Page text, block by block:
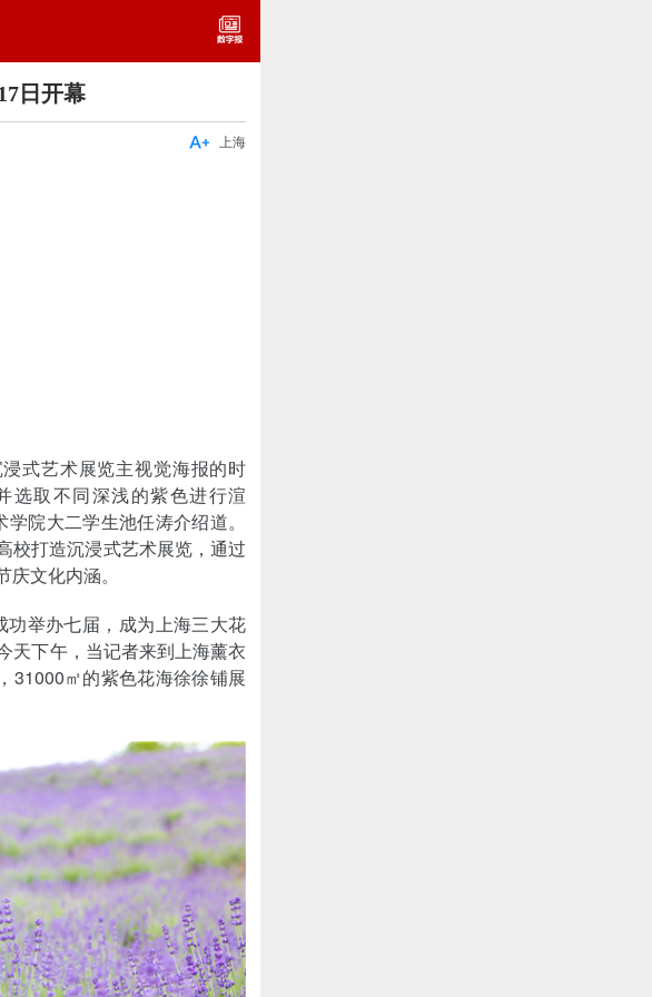
日开幕
上海

式艺术展览主视觉海报的时
选取不同深浅的紫色进行渲
院大二学生池任涛介绍道。
校‌打造沉浸式艺术展览，通过
文化内涵。
举办七届，成为上海三大花
天下午，当记者来到上海薰衣
31000㎡的紫色花海徐徐铺展